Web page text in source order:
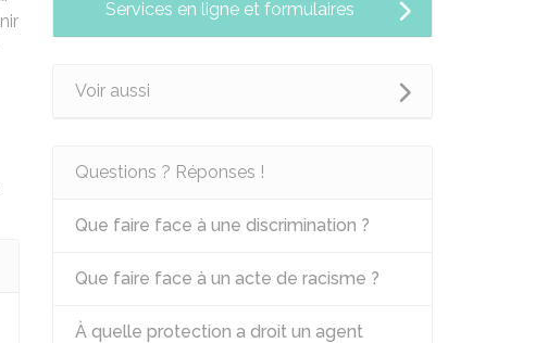
Services en ligne et formulaires
Voir aussi
Questions ? Réponses !
Que faire face à une discrimination ?
Que faire face à un acte de racisme ?
À quelle protection a droit un agent